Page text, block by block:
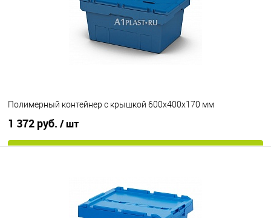
морозостойкий
Полимерный контейнер с крышкой 600х400х170 мм
1 372 руб. / шт
Под заказ